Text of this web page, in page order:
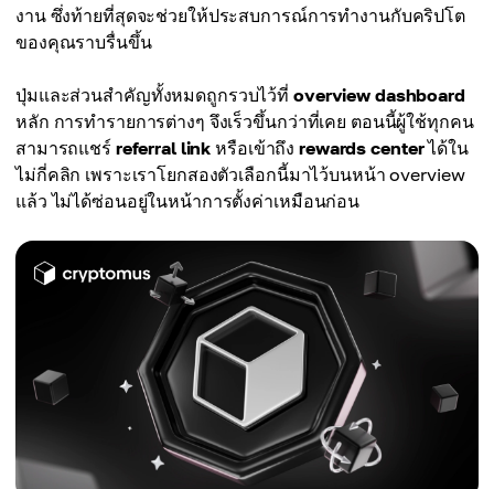
งาน ซึ่งท้ายที่สุดจะช่วยให้ประสบการณ์การทำงานกับคริปโต
ของคุณราบรื่นขึ้น
ปุ่มและส่วนสำคัญทั้งหมดถูกรวบไว้ที่ overview dashboard
หลัก การทำรายการต่างๆ จึงเร็วขึ้นกว่าที่เคย ตอนนี้ผู้ใช้ทุกคน
สามารถแชร์ referral link หรือเข้าถึงrewards centerได้ใน
ไม่กี่คลิก เพราะเราโยกสองตัวเลือกนี้มาไว้บนหน้า overview
แล้ว ไม่ได้ซ่อนอยู่ในหน้าการตั้งค่าเหมือนก่อน